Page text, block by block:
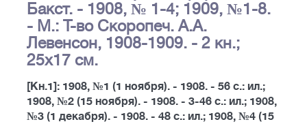
Бакст. - 1908, № 1-4; 1909, №1-8.
- М.: Т-во Скоропеч. А.А.
Левенсон, 1908-1909. - 2 кн.;
25х17 см.
[Кн.1]: 1908, №1 (1 ноября). - 1908. - 56 с.: ил.;
1908, №2 (15 ноября). - 1908. - 3-46 с.: ил.; 1908,
№3 (1 декабря). - 1908. - 48 с.: ил.; 1908, №4 (15